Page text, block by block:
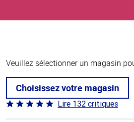
Veuillez sélectionner un magasin
Choisissez votre magasin
Coté
4.8 sur
Lire 132 critiques